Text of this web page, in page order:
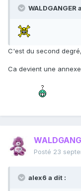
WALDGANGER
C'est du second
Ca devient une
Posté 23
alex6 a dit :